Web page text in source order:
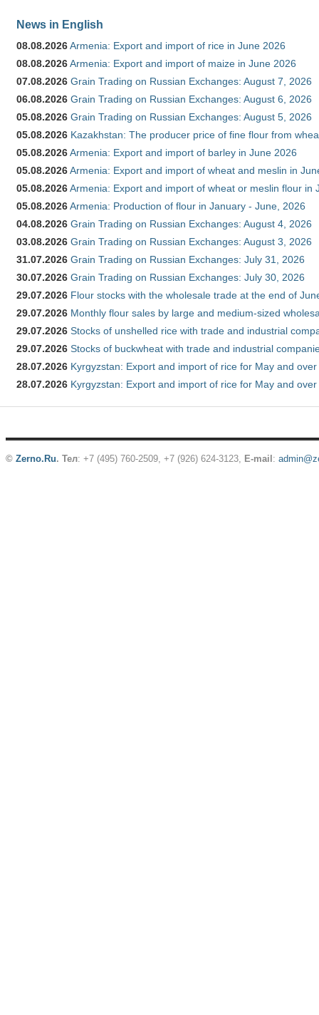
News in English
08.08.2026Armenia: Export and import of rice in June 2026
08.08.2026Armenia: Export and import of maize in June 2026
07.08.2026 Grain Trading on Russian Exchanges: August 7, 2026
06.08.2026 Grain Trading on Russian Exchanges: August 6, 2026
05.08.2026 Grain Trading on Russian Exchanges: August 5, 2026
05.08.2026 Kazakhstan: The producer price of fine flour from
05.08.2026Armenia: Export and import of barley in June 2026
05.08.2026Armenia: Export and import of wheat and meslin in
05.08.2026Armenia: Export and import of wheat or meslin flour in
05.08.2026Armenia: Production of flour in January - June, 2026
04.08.2026 Grain Trading on Russian Exchanges: August 4, 2026
03.08.2026 Grain Trading on Russian Exchanges: August 3, 2026
31.07.2026 Grain Trading on Russian Exchanges: July 31, 2026
30.07.2026 Grain Trading on Russian Exchanges: July 30, 2026
29.07.2026 Flour stocks with the wholesale trade at the end of
29.07.2026 Monthly flour sales by large and medium-sized
29.07.2026 Stocks of unshelled rice with trade and industrial
29.07.2026 Stocks of buckwheat with trade and industrial
28.07.2026 Kyrgyzstan: Export and import of rice for May and
28.07.2026 Kyrgyzstan: Export and import of rice for May and
© Zerno.Ru. Тел: +7 (495) 760-2509, +7 (926) 624-3123, E-mail :